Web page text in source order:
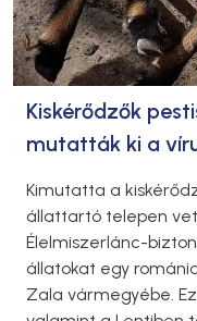
Kiskérődzők
mutatták ki a
Kimutatta a
állattartó telepen
Élelmiszerlánc-
állatokat egy
Zala vármegyébe.